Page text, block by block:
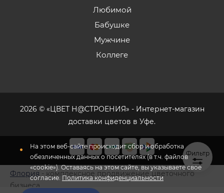
На этом веб-сайте происходит сбор и обработка
обезличенных данных о посетителях (в т.ч. файлов
«cookie»). Оставаясь на этом сайте, вы указываете свое
согласие. Политика конфиденциальности
Любимой
Бабушке
Мужчине
Коллеге
2026 © «ЦВЕТ Н@СТРОЕНИЯ» - Интернет-магазин
доставки цветов в Уфе.
Флория - комплексное продвижение цветочного
бизнеса
Фильтр